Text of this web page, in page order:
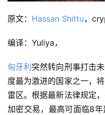
原文： Hassan Shittu，
编译：Yuliya，
匈牙利突然转向刑事打击
度最为激进的国家之一，
雷区。根据最新法律规定
加密交易，最高可面临8